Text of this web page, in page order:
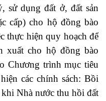
sử dụng đất ở, đất sản
cấp) cho hộ đồng bào
thực hiện quy hoạch để
xuất cho hộ đồng bào
Chương trình mục tiêu
các chính sách: Bồi
Nhà nước thu hồi đất